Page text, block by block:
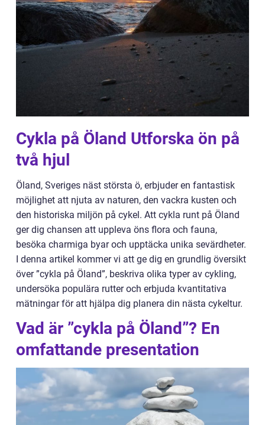
Cykla på Öland Utforska ön på
två hjul
Öland, Sveriges näst största ö, erbjuder en fantastisk
möjlighet att njuta av naturen, den vackra kusten och
den historiska miljön på cykel. Att cykla runt på Öland
ger dig chansen att uppleva öns flora och fauna,
besöka charmiga byar och upptäcka unika sevärdheter.
I denna artikel kommer vi att ge dig en grundlig översikt
över ”cykla på Öland”, beskriva olika typer av cykling,
undersöka populära rutter och erbjuda kvantitativa
mätningar för att hjälpa dig planera din nästa cykeltur.
Vad är ”cykla på Öland”? En
omfattande presentation